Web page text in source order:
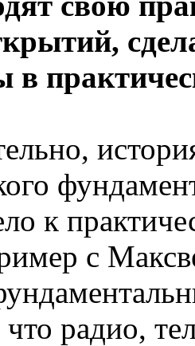
в
к
с
что радио,